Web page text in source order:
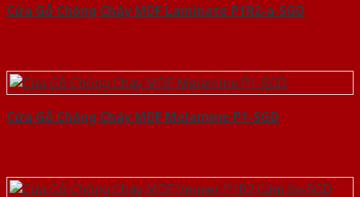
Cửa Gỗ Chống Cháy MDF Laminate P1R2-a-SGD
Cửa Gỗ Chống Cháy MDF Melamine P1-SGD